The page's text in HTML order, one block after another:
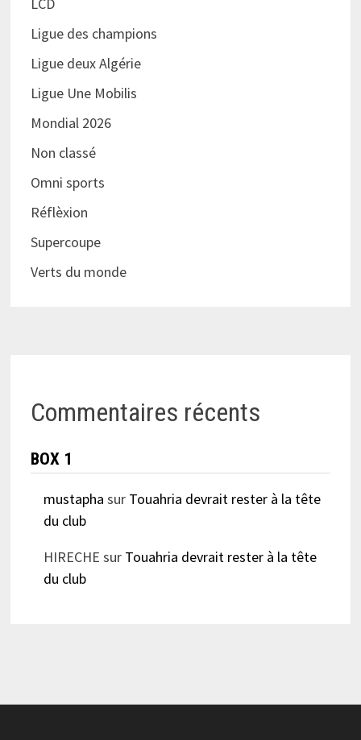
LCD
Ligue des champions
Ligue deux Algérie
Ligue Une Mobilis
Mondial 2026
Non classé
Omni sports
Réflèxion
Supercoupe
Verts du monde
Commentaires récents
BOX 1
mustapha sur Touahria devrait rester à la tête
du club
HIRECHE sur Touahria devrait rester à la tête
du club